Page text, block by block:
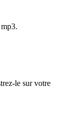
le sur votre